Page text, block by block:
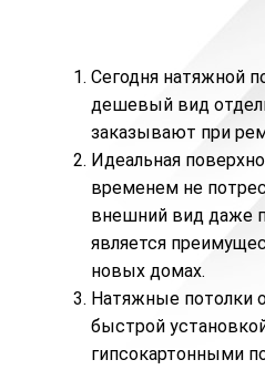
Сегодня натяжной
дешевый вид
заказывают при
Идеальная
временем не
внешний вид даже
является
новых домах.
Натяжные потолки
быстрой
гипсокартонными